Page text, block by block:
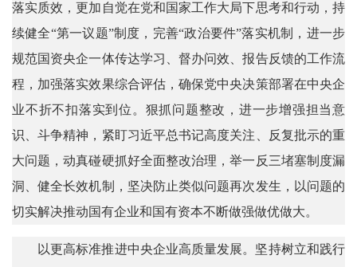
落实质效，更加自觉在党和国家工作大局下思考和行动，持
续健全“第一议题”制度，完善“政治要件”落实机制，进一步
规范国资央企一体传达学习、督办问效、报告反馈的工作流
程，加强落实效果综合评估，确保党中央决策部署在中央企
业不折不扣落实到位。狠抓问题整改，进一步增强担当意
识、斗争精神，紧盯习近平总书记高度关注、反复批示的重
大问题，动真碰硬抓好全面整改治理，举一反三堵塞制度漏
洞、健全长效机制，坚决防止类似问题再次发生，以问题的
切实解决推动国有企业和国有资本不断做强做优做大。
以更高标准推进中央企业高质量发展。坚持树立和践行